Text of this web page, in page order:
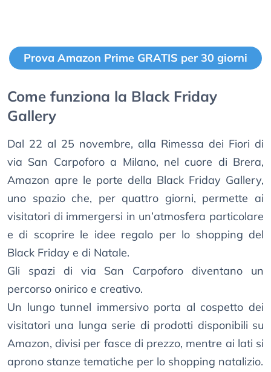
Prova Amazon Prime GRATIS per 30 giorni
Come funziona la Black Friday
Gallery
Dal 22 al 25 novembre, alla Rimessa dei Fiori di
via San Carpoforo a Milano, nel cuore di Brera,
Amazon apre le porte della Black Friday Gallery,
uno spazio che, per quattro giorni, permette ai
visitatori di immergersi in un’atmosfera particolare
e di scoprire le idee regalo per lo shopping del
Black Friday e di Natale.
Gli spazi di via San Carpoforo diventano un
percorso onirico e creativo.
Un lungo tunnel immersivo porta al cospetto dei
visitatori una lunga serie di prodotti disponibili su
Amazon, divisi per fasce di prezzo, mentre ai lati si
aprono stanze tematiche per lo shopping natalizio.